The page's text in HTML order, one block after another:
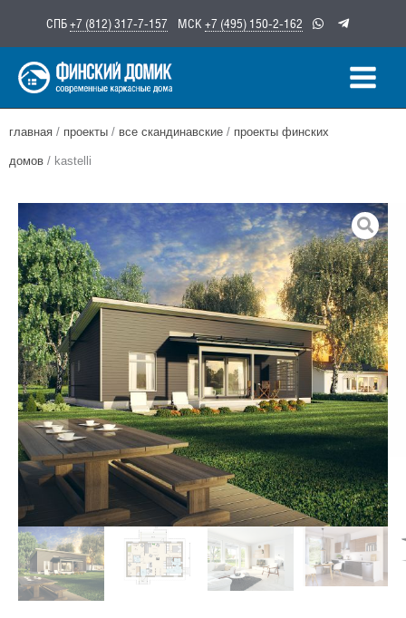
содержимому
СПБ+7 (812) 317-7-157 МСК +7 (495) 150-2-162
главная / проекты / все скандинавские / проекты финских
домов / kastelli